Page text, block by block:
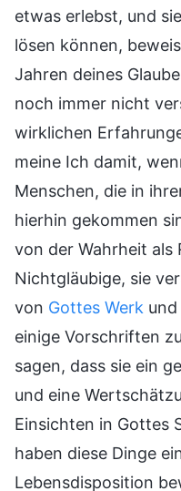
etwas erlebst, und
lösen können,
Jahren deines
noch immer nicht
wirklichen
meine Ich damit,
Menschen, die in
hierhin gekommen
von der Wahrheit als
Nichtgläubige, sie
von Gottes Werk
einige Vorschriften
sagen, dass sie ein
und eine
Einsichten in Gottes
haben diese Dinge
Lebensdisposition